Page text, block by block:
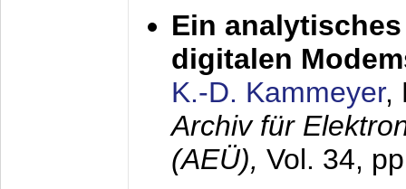
Ein
digitalen
K.-D. Kammeyer,
Archiv für
(AEÜ), Vol. 34,